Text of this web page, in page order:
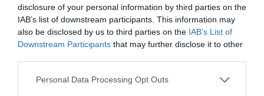
disclosure of your personal information by third parties on the
IAB’s list of downstream participants. This information may
also be disclosed by us to third parties on the IAB’s List of
Downstream Participants that may further disclose it to other
Please note that this website/app uses one or more Google
Personal Data Processing Opt Outs
απομάκρυνσής του